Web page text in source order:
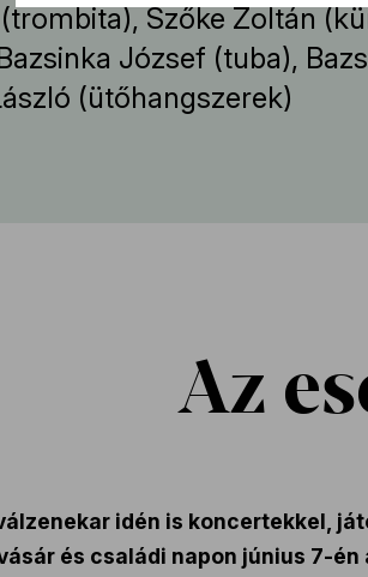
Szőke Zoltán
József (tuba),
(ütőhangszerek)
Az
idén is koncertekkel,
és családi napon június 7-én